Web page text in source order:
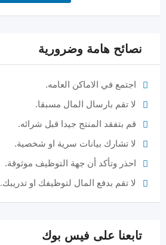
نصائح هامة وضرورية
اجتمع في الاماكن العامه.
لا تقم بارسال المال مسبقا.
قم بتفقد المنتج جيدا قبل شرائه.
لا تشارك بيانات سرية او شخصية.
احذر وتأكد أن جهة التوظيف موثوقة.
لا تقم بدفع المال لتوظيفك او تدريبك.
تابعنا على فيس بوك